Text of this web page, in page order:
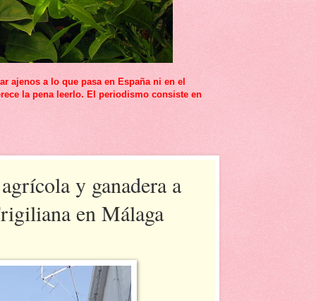
ajenos a lo que pasa en España ni en el
la pena leerlo. El periodismo consiste en
y ganadera a
en Málaga